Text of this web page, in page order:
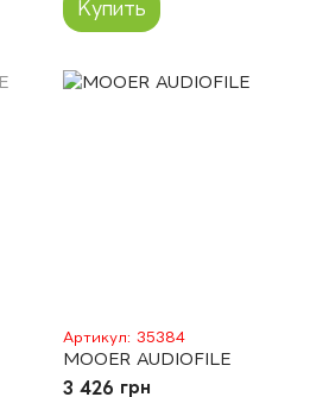
Купить
Артикул: 35384
MOOER AUDIOFILE
3 426 грн